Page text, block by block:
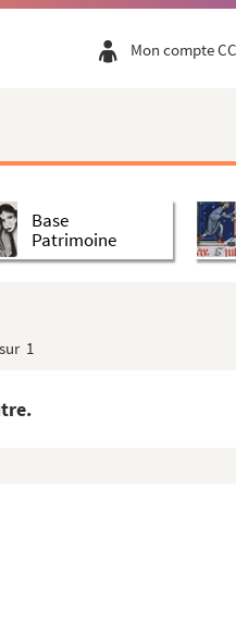
Mon compte
Base
Patrimoine
1